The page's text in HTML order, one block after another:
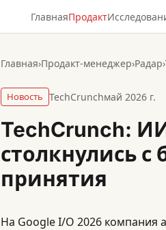
ГлавнаяПродакт
Главная›Продакт-менеджер›Радар›
Новость TechCrunchмай 2026 г.
TechCrunch:
столкнулись с
принятия
На Google I/O 2026 компания